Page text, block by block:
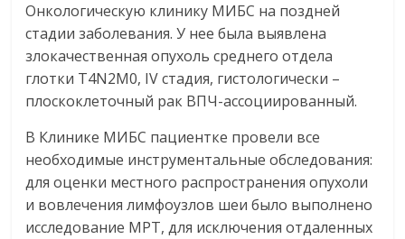
Онкологическую клинику МИБС на поздней
стадии заболевания. У нее была выявлена
злокачественная опухоль среднего отдела
глотки T4N2M0, IV стадия, гистологически –
плоскоклеточный рак ВПЧ-ассоциированный.
В Клинике МИБС пациентке провели все
необходимые инструментальные обследования:
для оценки местного распространения опухоли
и вовлечения лимфоузлов шеи было выполнено
исследование МРТ, для исключения отдаленных